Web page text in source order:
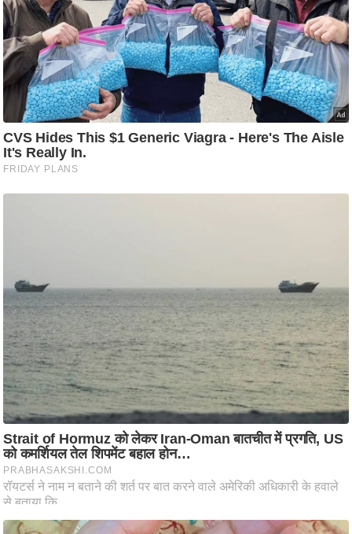
ने
स
मं
त्रा
रि
ले
श
नी
ति
वि
श्ले
ष
ण
स
म
सा
म
यि
क